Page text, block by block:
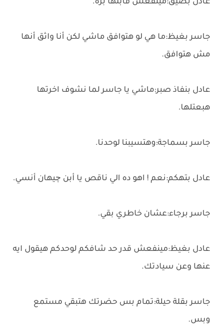
عادل بضيق:مينفعش قابلها بره.
جاسر بغيظ:ما هي لو هتوافق ماشي لكن أنا واثق أنها
مش هتوافق.
عادل بنفاذ صبر:ماشي يا جاسر لما نشوف اخرتها
هبعتلها.
جاسر بسماجة:وهتسيبنا لوحدنا.
عادل بتهكم:نعم ! اهو ده الي ناقص يا أبن چيهان أنسي.
جاسر برجاء:عشان خاطري بقي.
عادل بغيظ:مينفعش قدر حد شافكم لوحدكم هيقول ايه
عنها وعن سيادتك.
جاسر بقلة حيلة:تمام بس حضرتك هتبقي مستمع
وبس.